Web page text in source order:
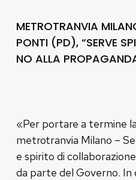
METROTRANVIA
PONTI (PD), “SERVE
NO ALLA
«Per portare a termine
metrotranvia Milano –
e spirito di
da parte del Governo. In